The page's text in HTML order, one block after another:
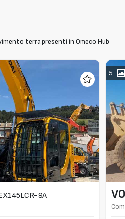
terra presenti in Omeco Hub
9A
5